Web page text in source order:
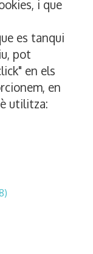
i que
es tanqui
pot
en els
en
utilitza: